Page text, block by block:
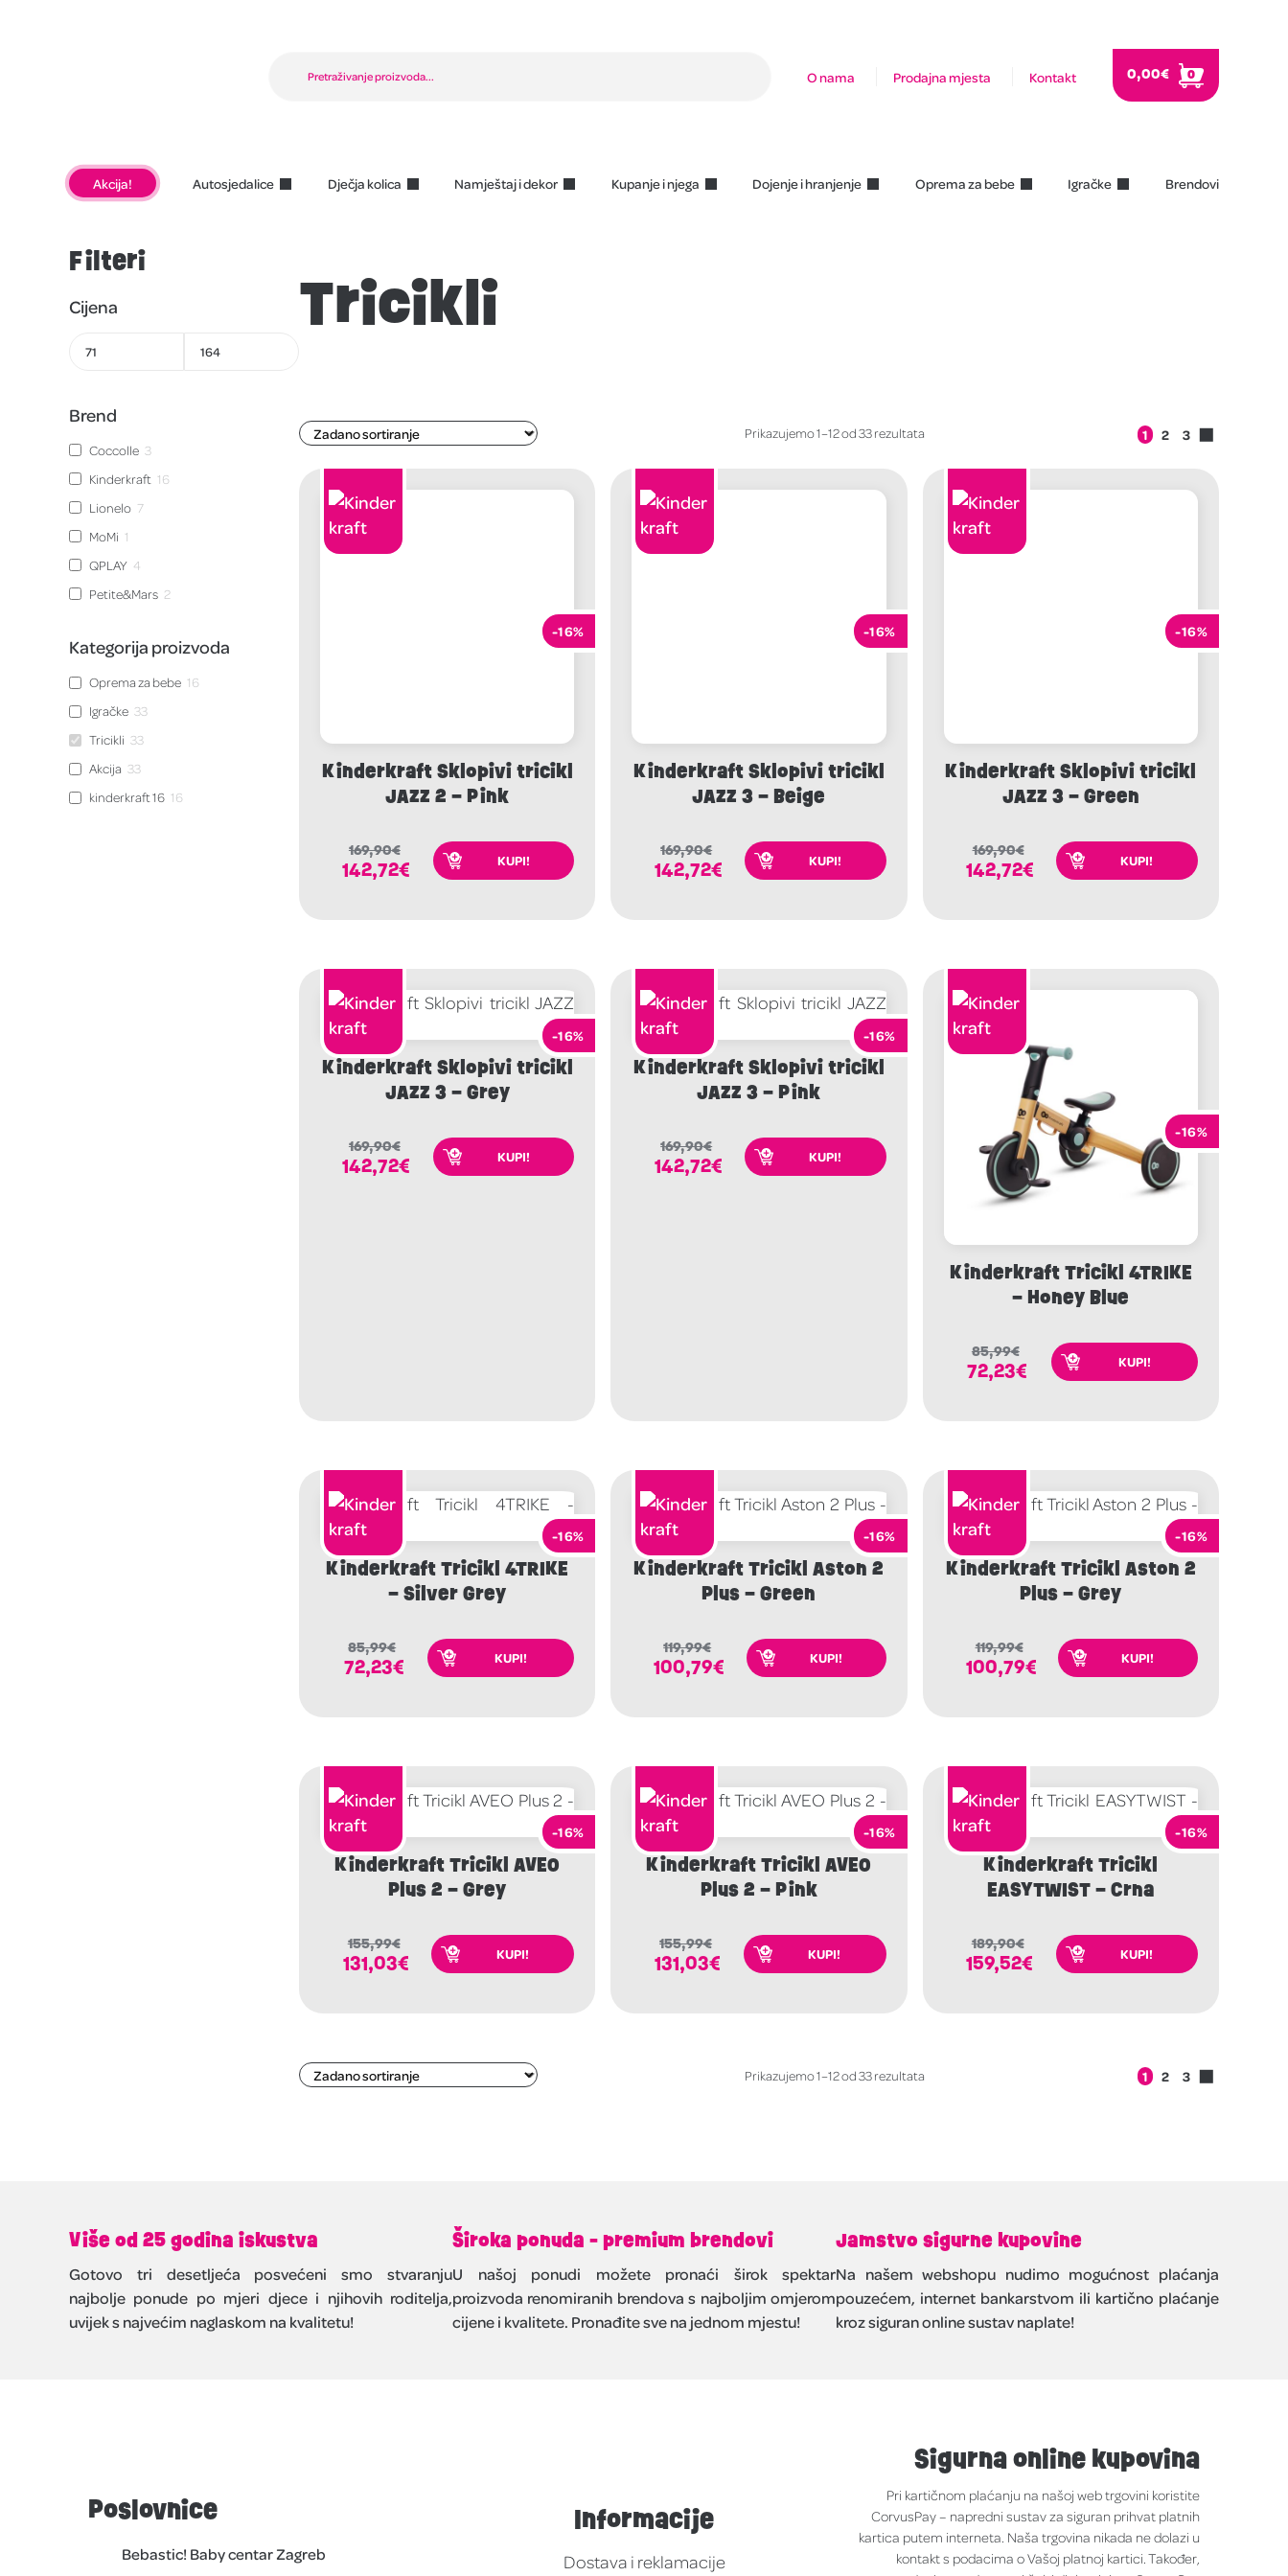
O nama Prodajna mjesta Kontakt 0,00€ 0
Akcija! Autosjedalice Dječja kolica Namještaj i dekor Kupanje i njega Dojenje i hranjenje Oprema za bebe Igračke Brendovi
Tricikli
Prikazujemo 1–12 od 33 rezultata 1 2 3
-16%
Kinderkraft Sklopivi tricikl
JAZZ 2 – Pink
169,90€
142,72€ KUPI!
-16%
Kinderkraft Sklopivi tricikl
JAZZ 3 – Beige
169,90€
142,72€ KUPI!
-16%
Kinderkraft Sklopivi tricikl
JAZZ 3 – Green
169,90€
142,72€ KUPI!
-16%
Kinderkraft Sklopivi tricikl
JAZZ 3 – Grey
169,90€
142,72€ KUPI!
-16%
Kinderkraft Sklopivi tricikl
JAZZ 3 – Pink
169,90€
142,72€ KUPI!
-16%
Kinderkraft Tricikl 4TRIKE
– Honey Blue
85,99€
72,23€ KUPI!
-16%
Kinderkraft Tricikl 4TRIKE
– Silver Grey
85,99€
72,23€ KUPI!
-16%
Kinderkraft Tricikl Aston 2
Plus – Green
119,99€
100,79€ KUPI!
-16%
Kinderkraft Tricikl Aston 2
Plus – Grey
119,99€
100,79€ KUPI!
-16%
Kinderkraft Tricikl AVEO
Plus 2 – Grey
155,99€
131,03€ KUPI!
-16%
Kinderkraft Tricikl AVEO
Plus 2 – Pink
155,99€
131,03€ KUPI!
-16%
Kinderkraft Tricikl
EASYTWIST – Crna
189,90€
159,52€ KUPI!
Prikazujemo 1–12 od 33 rezultata 1 2 3
Filteri
Cijena
Brend
Coccolle 3
Kinderkraft 16
Lionelo 7
MoMi 1
QPLAY 4
Petite&Mars 2
Kategorija proizvoda
Oprema za bebe 16
Igračke 33
Tricikli 33
Akcija 33
kinderkraft 16 16
Više od 25 godina iskustva
Gotovo tri desetljeća posvećeni smo stvaranju
najbolje ponude po mjeri djece i njihovih roditelja,
uvijek s najvećim naglaskom na kvalitetu!
Široka ponuda - premium brendovi
U našoj ponudi možete pronaći širok spektar
proizvoda renomiranih brendova s najboljim omjerom
cijene i kvalitete. Pronađite sve na jednom mjestu!
Jamstvo sigurne kupovine
Na našem webshopu nudimo mogućnost plaćanja
pouzećem, internet bankarstvom ili kartično plaćanje
kroz siguran online sustav naplate!
Poslovnice
Bebastic! Baby centar Zagreb
Informacije
Dostava i reklamacije
Sigurna online kupovina
Pri kartičnom plaćanju na našoj web trgovini koristite
CorvusPay – napredni sustav za siguran prihvat platnih
kartica putem interneta. Naša trgovina nikada ne dolazi u
kontakt s podacima o Vašoj platnoj kartici. Također,